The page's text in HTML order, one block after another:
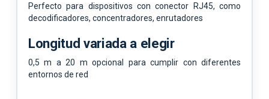
Perfecto para dispositivos con conector RJ45, como
decodificadores, concentradores, enrutadores
Longitud variada a elegir
0,5 m a 20 m opcional para cumplir con diferentes
entornos de red